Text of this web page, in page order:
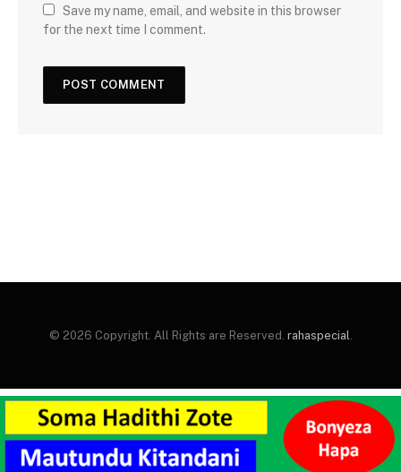
Save my name, email, and website in this browser
for the next time I comment.
© 2026 Copyright. All Rights are Reserved. rahaspecial